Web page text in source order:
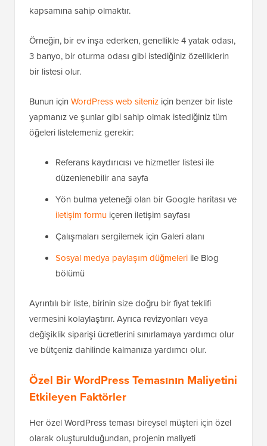
kapsamına sahip olmaktır.
Örneğin, bir ev inşa ederken, genellikle 4 yatak odası,
3 banyo, bir oturma odası gibi istediğiniz özelliklerin
bir listesi olur.
Bunun için WordPress web siteniz için benzer bir liste
yapmanız ve şunlar gibi sahip olmak istediğiniz tüm
öğeleri listelemeniz gerekir:
Referans kaydırıcısı ve hizmetler listesi ile
düzenlenebilir ana sayfa
Yön bulma yeteneği olan bir Google haritası ve
iletişim formu içeren iletişim sayfası
Çalışmaları sergilemek için Galeri alanı
Sosyal medya paylaşım düğmeleri ile Blog
bölümü
Ayrıntılı bir liste, birinin size doğru bir fiyat teklifi
vermesini kolaylaştırır. Ayrıca revizyonları veya
değişiklik siparişi ücretlerini sınırlamaya yardımcı olur
ve bütçeniz dahilinde kalmanıza yardımcı olur.
Özel Bir WordPress Temasının Maliyetini
Etkileyen Faktörler
Her özel WordPress teması bireysel müşteri için özel
olarak oluşturulduğundan, projenin maliyeti